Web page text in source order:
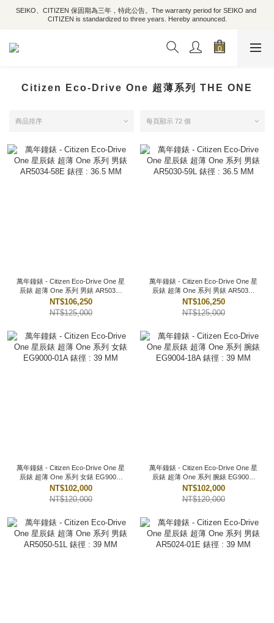
SEIKO、CITIZEN 保固期為三年，特此公告。The warranty period for SEIKO and
CITIZEN is standardized to three years. Hereby announced.
Citizen Eco-Drive One 超薄系列 THE ONE
商品排序 每頁顯示 72 個
萬年鐘錶 - Citizen Eco-Drive One 星
辰錶 超薄 One 系列 男錶 AR5034-
58E 錶徑 : 36.5 MM
NT$106,250
NT$125,000
萬年鐘錶 - Citizen Eco-Drive One 星
辰錶 超薄 One 系列 男錶 AR5030-
59L 錶徑 : 36.5 MM
NT$106,250
NT$125,000
萬年鐘錶 - Citizen Eco-Drive One 星
辰錶 超薄 One 系列 女錶 EG9000-
01A 錶徑 : 39 MM
NT$102,000
NT$120,000
萬年鐘錶 - Citizen Eco-Drive One 星
辰錶 超薄 One 系列 腕錶 EG9004-
18A 錶徑 : 39 MM
NT$102,000
NT$120,000